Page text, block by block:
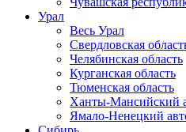
Урал
Весь Урал
Свердловская
Челябинская область
Курганская область
Тюменская область
Ханты-Мансийский
Ямало-Ненецкий